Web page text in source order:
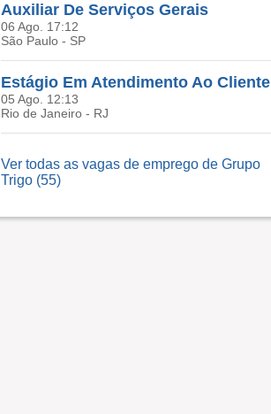
Auxiliar De Serviços Gerais
06 Ago. 17:12
São Paulo - SP
Estágio Em Atendimento Ao Cliente
05 Ago. 12:13
Rio de Janeiro - RJ
Ver todas as vagas de emprego de Grupo
Trigo (55)